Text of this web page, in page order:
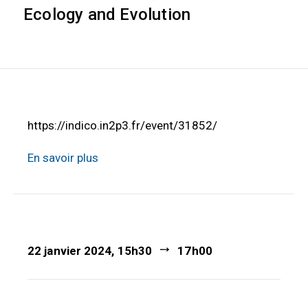
Ecology and Evolution
https://indico.in2p3.fr/event/31852/
En savoir plus
22 janvier 2024, 15h30 17h00